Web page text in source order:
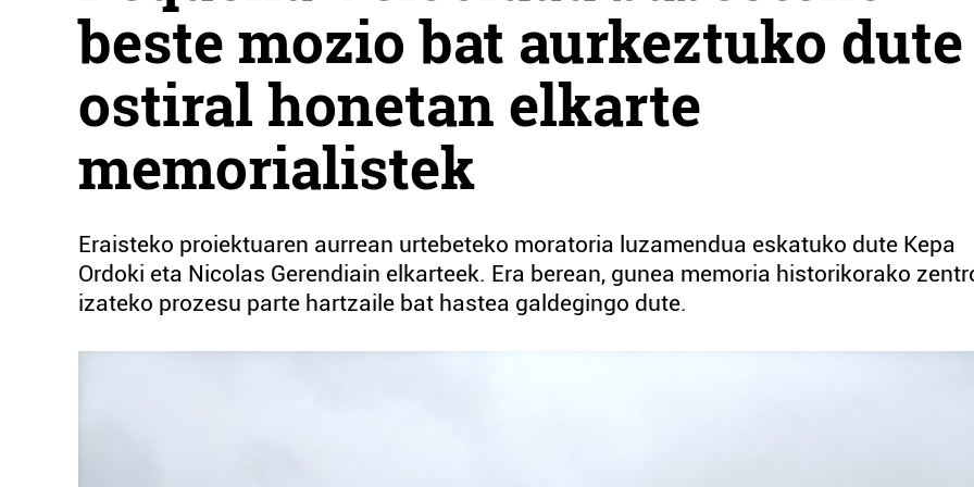
beste mozio bat aurkeztuko dute
ostiral honetan elkarte
memorialistek
Eraisteko proiektuaren aurrean urtebeteko moratoria luzamendua eskatuko dute Kepa
Ordoki eta Nicolas Gerendiain elkarteek. Era berean, gunea memoria historikorako
izateko prozesu parte hartzaile bat hastea galdegingo dute.